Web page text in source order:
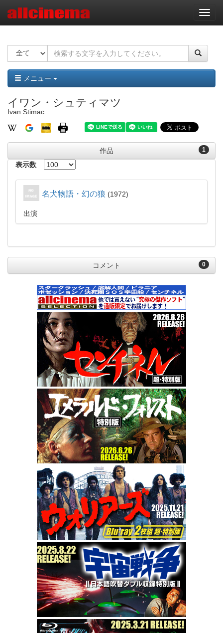
ナ
ビ
ー
ョ
ン
メニュー
イワン・シュティマツ
Ivan Stimac
1
作品
表示数
名犬物語・幻の狼 1972
出演
0
コメント